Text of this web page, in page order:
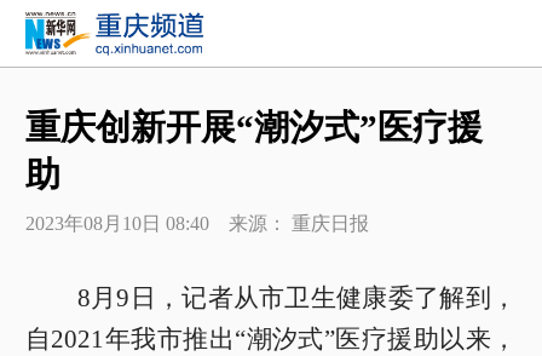
重庆创新开展“潮汐式”医疗援
助
2023年08月10日 08:40 来源： 重庆日报
8月9日，记者从市卫生健康委了解到，
自2021年我市推出“潮汐式”医疗援助以来，